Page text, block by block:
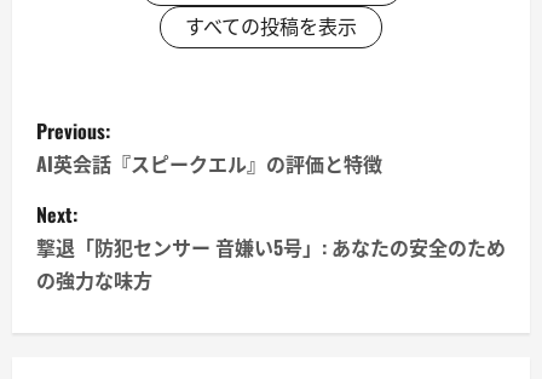
すべての投稿を表示
P
o
s
t
n
Previous:
AI英会話『スピークエル』の評価と特徴
Next:
撃退「防犯センサー 音嫌い5号」: あなたの安全のため
の強力な味方